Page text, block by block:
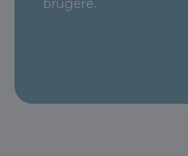
brugere.